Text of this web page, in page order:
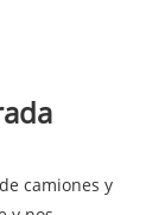
camiones y